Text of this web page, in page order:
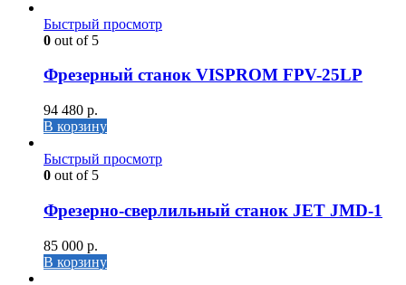
Быстрый просмотр
0 out of 5
Фрезерный станок VISPROM FPV-25LP
94 480 р.
В корзину
Быстрый просмотр
0 out of 5
Фрезерно-сверлильный станок JET JMD-1
85 000 р.
В корзину